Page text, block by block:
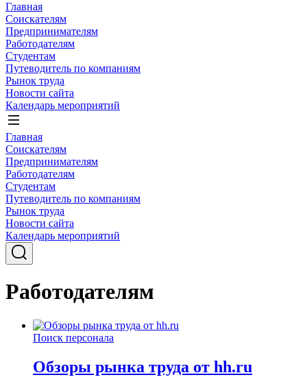
Главная
Соискателям
Предпринимателям
Работодателям
Студентам
Путеводитель по компаниям
Рынок труда
Новости сайта
Календарь мероприятий
Главная
Соискателям
Предпринимателям
Работодателям
Студентам
Путеводитель по компаниям
Рынок труда
Новости сайта
Календарь мероприятий
Работодателям
Поиск персонала
Обзоры рынка труда от hh.ru